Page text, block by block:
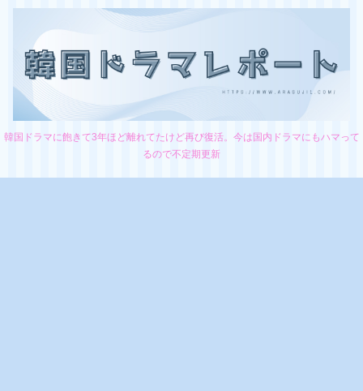
韓国ドラマに飽きて3年ほど離れてたけど再び復活。今は国内ドラマにもハマって
るので不定期更新